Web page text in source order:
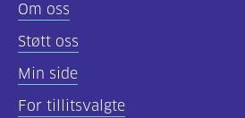
Om oss
Støtt oss
Min side
For tillitsvalgte